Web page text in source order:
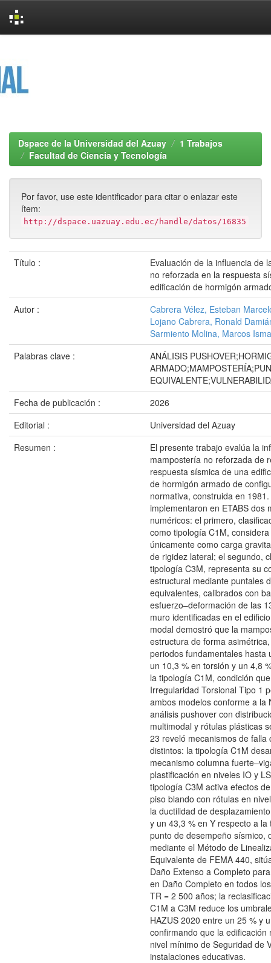
Dspace de la Universidad del Azuay
1 Trabajos
Facultad de Ciencia y Tecnología
Por favor, use este identificador para citar o enlazar este
ítem:
http://dspace.uazuay.edu.ec/handle/datos/16835
Título :
Evaluación de la influencia de
no reforzada en la respuesta
edificación de hormigón
Autor :
Cabrera Vélez, Esteban
Lojano Cabrera, Ronald
Sarmiento Molina, Marcos
Palabras clave :
ANÁLISIS
Fecha de publicación :
2026
Editorial :
Universidad del Azuay
Resumen :
El presente trabajo evalúa la
mampostería no reforzada de
respuesta sísmica de una
de hormigón armado de
normativa, construida en
implementaron en ETABS dos
numéricos: el primero,
como tipología C1M,
únicamente como carga
de rigidez lateral; el segundo,
tipología C3M, representa su
estructural mediante puntales
equivalentes, calibrados con
esfuerzo–deformación de las
muro identificadas en el
modal demostró que la
estructura de forma
periodos fundamentales hasta
un 10,3 % en torsión y un 4,8
la tipología C1M, condición
Irregularidad Torsional Tipo 1
ambos modelos conforme a la
análisis pushover con
multimodal y rótulas plásticas
23 reveló mecanismos de falla
distintos: la tipología C1M
mecanismo columna
plastificación en niveles IO y
tipología C3M activa efectos
piso blando con rótulas en
la ductilidad de
y un 43,3 % en Y respecto a
punto de desempeño sísmico,
mediante el Método de
Equivalente de FEMA 440,
Daño Extenso a Completo
en Daño Completo en todos
TR = 2 500 años; la
C1M a C3M reduce los
HAZUS 2020 entre un 25 % y
confirmando que la edificación
nivel mínimo de Seguridad de
instalaciones educativas.